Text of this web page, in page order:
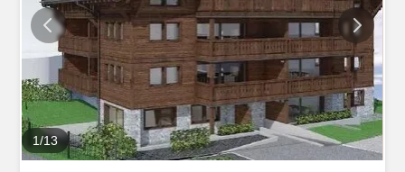
chacune bénéficiant de sa propre salle d'eau privative. La
suite principale dispose également d'un dressing ainsi
que d'un espace bureau. Une pièce supplémentaire,
aménagée avec des armoires sur mesure, accueille...
1/13